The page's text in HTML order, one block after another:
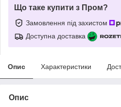
Що таке купити з Пром?
Замовлення під захистом
Доступна доставка
Опис Характеристики
Опис